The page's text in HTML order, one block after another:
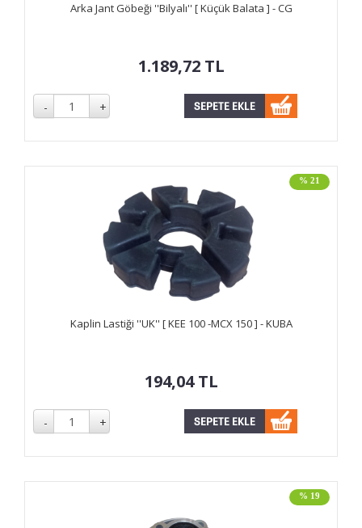
Arka Jant Göbeği ''Bilyalı'' [ Küçük Balata ] - CG
1.189,72 TL
% 21
Kaplin Lastiği ''UK'' [ KEE 100 -MCX 150 ] - KUBA
194,04TL
% 19